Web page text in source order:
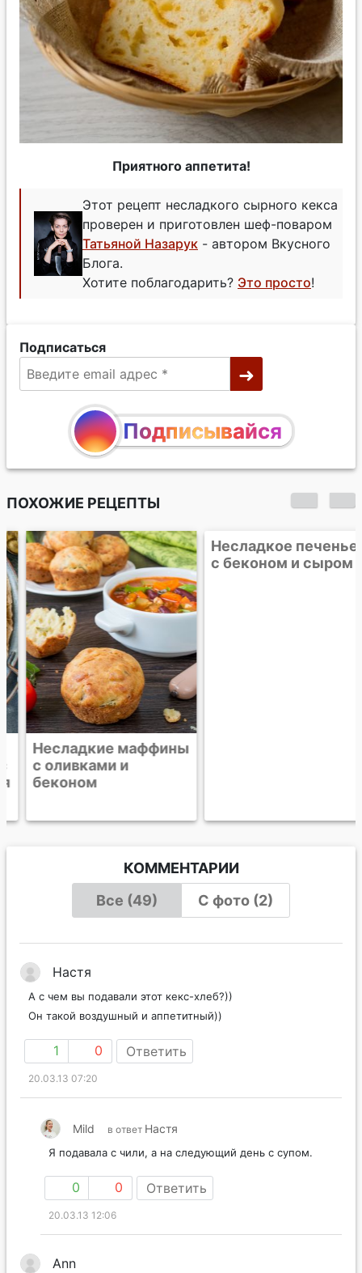
Приятного аппетита!
Этот рецепт несладкого сырного кекса
проверен и приготовлен шеф-поваром
Татьяной Назарук - автором Вкусного
Блога.
Хотите поблагодарить? Это просто!
Подписаться
Подписывайся
ПОХОЖИЕ РЕЦЕПТЫ
Несладкие маффины
с оливками и
беконом
КОММЕНТАРИИ
Все (49)
С фото (2)
Настя
А с чем вы подавали этот кекс-хлеб?))
Он такой воздушный и аппетитный))
1 0 Ответить
20.03.13 07:20
Mild в ответ Настя
Я подавала с чили, а на следующий день с супом.
0 0 Ответить
20.03.13 12:06
Ann